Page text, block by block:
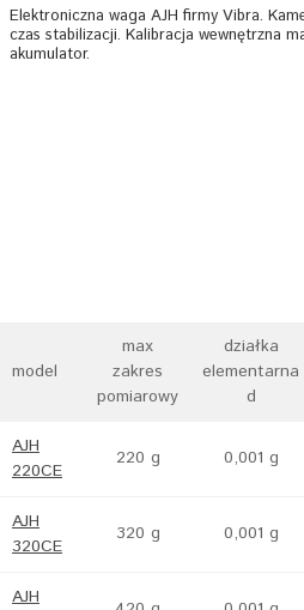
Elektroniczna waga AJH firmy Vibra.
czas stabilizacji. Kalibracja wewnętrzna
akumulator.
model
max
zakres
pomiarowy
działka
elementarna
d
AJH
220CE
220 g 0,001 g
AJH
320CE
320 g 0,001 g
AJH